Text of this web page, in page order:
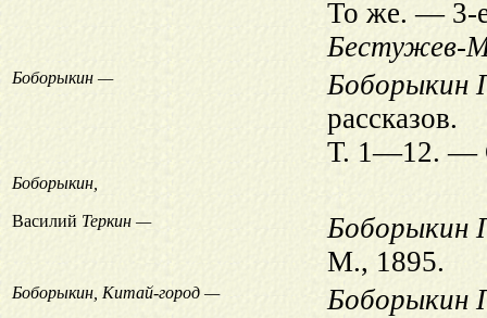
То же. — 3-
Бестужев-
Боборыкин —
Боборыкин
рассказов.
Т. 1—12. —
Боборыкин,
Василий Теркин —
Боборыкин
М., 1895.
Боборыкин, Китай-город — Боборыкин